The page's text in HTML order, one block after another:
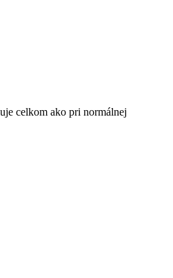
celkom ako pri normálnej